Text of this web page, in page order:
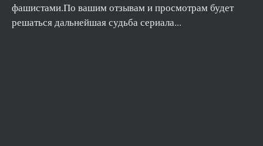
фашистами.По вашим отзывам и просмотрам будет
решаться дальнейшая судьба сериала...